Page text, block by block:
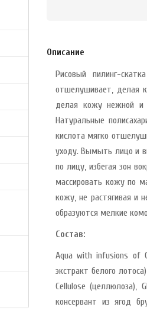
Описание
Рисовый пилинг-
отшелушивает, делая
делая кожу нежной и
Натуральные
кислота мягко
уходу. Вымыть лицо и
по лицу, избегая зон
массировать кожу по
кожу, не растягивая и
образуются мелкие
Состав:
Aqua with infusions of
экстракт белого
Cellulose (целлюлоза),
консервант из ягод